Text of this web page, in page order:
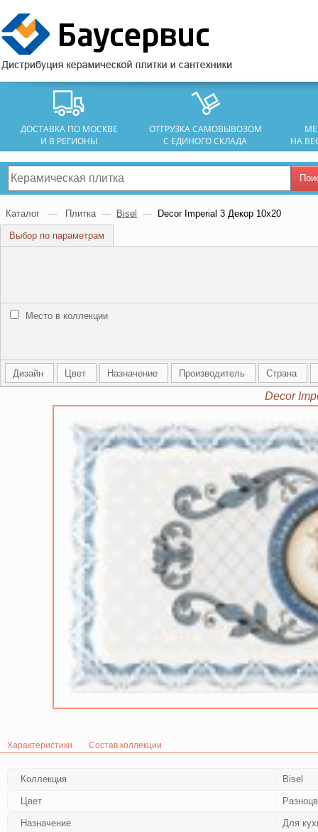
ДОСТАВКА ПО МОСКВЕ
И В РЕГИОНЫ
ОТГРУЗКА САМОВЫВОЗОМ
С ЕДИНОГО СКЛАДА
НА
Каталог — Плитка — Bisel — Decor Imperial 3 Декор 10x20
Выбор по параметрам
Место в коллекции
Дизайн Цвет Назначение Производитель Страна
Decor
Характеристики Состав коллекции
Коллекция Bisel
Цвет
Назначение Для